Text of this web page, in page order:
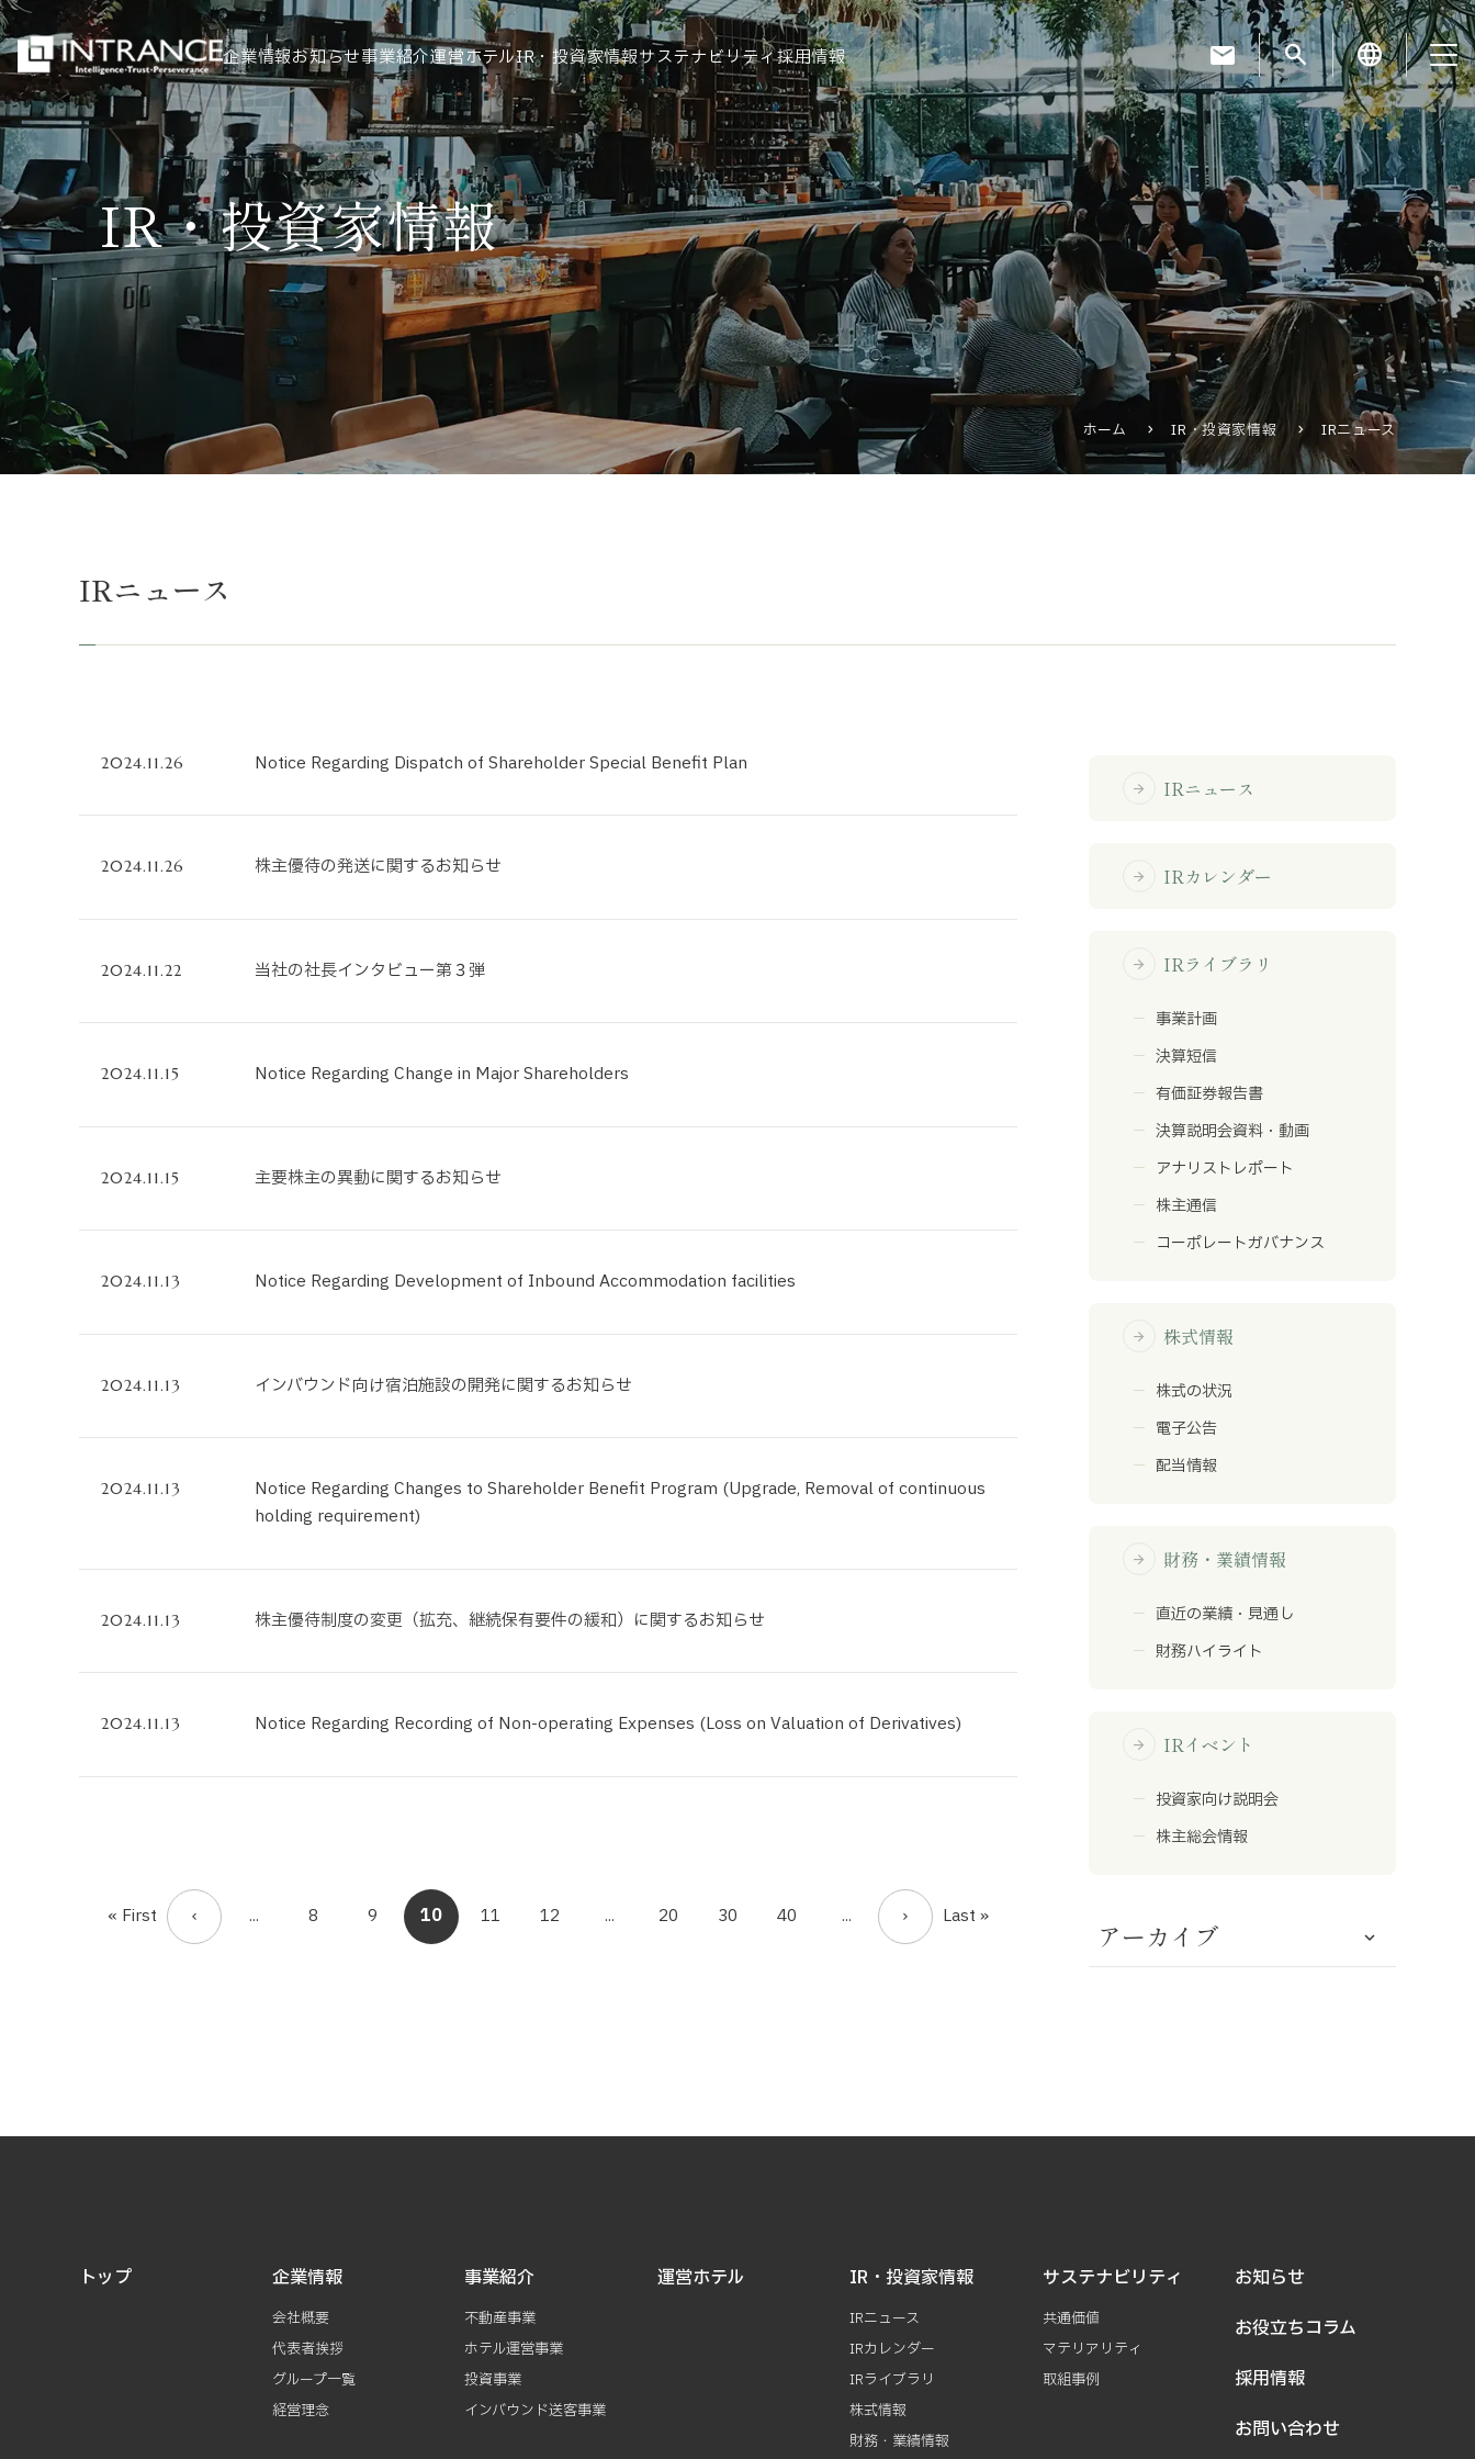
企業情報お知らせ事業紹介運営ホテルIR・投資家情報サステナビリティ採用情報 mail search language
トップ
企業情報
会社概要
代表者挨拶
グループ一覧
経営理念
事業紹介
運営ホテル
IR・投資家情報
IRニュース
IRカレンダー
IRライブラリ
株式情報
財務・業績情報
IRイベント
取組事例
お知らせ
お役立ちコラム
採用情報
お問い合わせ
勧誘方針
IR・投資家情報
ホーム IR・投資家情報 IRニュース
IRニュース
2024.11.26 Notice Regarding Dispatch of Shareholder Special Benefit Plan
2024.11.26 株主優待の発送に関するお知らせ
2024.11.22 当社の社長インタビュー第３弾
2024.11.15 Notice Regarding Change in Major Shareholders
2024.11.15 主要株主の異動に関するお知らせ
2024.11.13 Notice Regarding Development of Inbound Accommodation facilities
2024.11.13 インバウンド向け宿泊施設の開発に関するお知らせ
2024.11.13
Notice Regarding Changes to Shareholder Benefit Program (Upgrade, Removal of continuous
holding requirement)
2024.11.13 株主優待制度の変更（拡充、継続保有要件の緩和）に関するお知らせ
2024.11.13 Notice Regarding Recording of Non-operating Expenses (Loss on Valuation of Derivatives)
« First ... 8 9 10 11 12 ... 20 30 40 ... Last »
arrow_forward IRニュース
arrow_forward IRカレンダー
arrow_forward IRライブラリ
事業計画
決算短信
有価証券報告書
決算説明会資料・動画
アナリストレポート
株主通信
コーポレートガバナンス
arrow_forward 株式情報
株式の状況
電子公告
配当情報
arrow_forward 財務・業績情報
直近の業績・見通し
財務ハイライト
arrow_forward IRイベント
投資家向け説明会
株主総会情報
アーカイブ
トップ 企業情報
会社概要
代表者挨拶
グループ一覧
経営理念
事業紹介
不動産事業
ホテル運営事業
投資事業
インバウンド送客事業
運営ホテル IR・投資家情報
IRニュース
IRカレンダー
IRライブラリ
株式情報
財務・業績情報
サステナビリティ
共通価値
マテリアリティ
取組事例
お知らせ
お役立ちコラム
採用情報
お問い合わせ